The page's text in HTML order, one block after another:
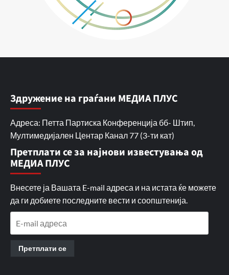
Здружение на граѓани МЕДИА ПЛУС
Адреса: Петта Партиска Конференција бб- Штип,
Мултимедијален Центар Канал 77 (3-ти кат)
Претплати се за најнови известувања од
МЕДИА ПЛУС
Внесете ја Вашата E-mail адреса и на истата ќе можете
да ги добиете последните вести и соопштенија.
Претплати се